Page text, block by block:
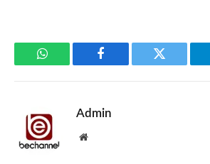
WhatsApp Facebook Twitter
Admin
Website